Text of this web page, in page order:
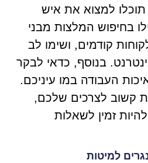
למצוא את איש
בחיפוש המלצות מבני
קודמים, ושימו לב
בנוסף, כדאי לבקר
העבודה במו עיניכם.
קשוב לצרכים שלכם,
זמין לשאלות
למיטות